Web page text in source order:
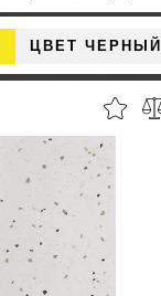
ЦВЕТ ЧЕРНЫЙ